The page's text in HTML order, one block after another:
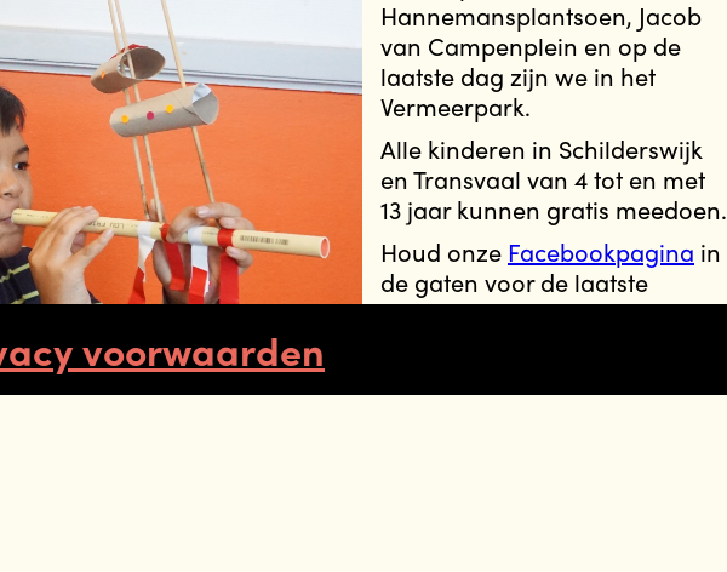
voorwaarden
Hannemansplantsoen, Jacob
van Campenplein en op de
laatste dag zijn we in het
Vermeerpark.
Alle kinderen in Schilderswijk
en Transvaal van 4 tot en met
13 jaar kunnen gratis meedoen.
Houd onze Facebookpagina in
de gaten voor de laatste
updates.
Met dank aan de gemeente